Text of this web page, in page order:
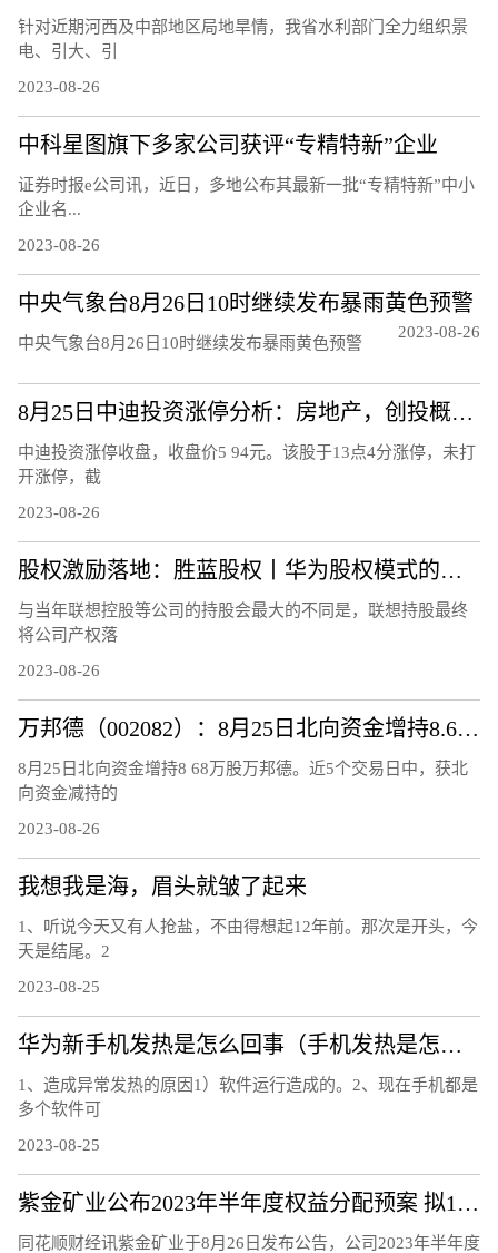
针对近期河西及中部地区局地旱情，我省水利部门全力组织景
电、引大、引
2023-08-26
中科星图旗下多家公司获评“专精特新”企业
证券时报e公司讯，近日，多地公布其最新一批“专精特新”中小
企业名...
2023-08-26
中央气象台8月26日10时继续发布暴雨黄色预警
中央气象台8月26日10时继续发布暴雨黄色预警
2023-08-26
8月25日中迪投资涨停分析：房地产，创投概念热股
中迪投资涨停收盘，收盘价5 94元。该股于13点4分涨停，未打
开涨停，截
2023-08-26
股权激励落地：胜蓝股权丨华为股权模式的深度解析！
与当年联想控股等公司的持股会最大的不同是，联想持股最终
将公司产权落
2023-08-26
万邦德（002082）：8月25日北向资金增持8.68万股
8月25日北向资金增持8 68万股万邦德。近5个交易日中，获北
向资金减持的
2023-08-26
我想我是海，眉头就皱了起来
1、听说今天又有人抢盐，不由得想起12年前。那次是开头，今
天是结尾。2
2023-08-25
华为新手机发热是怎么回事（手机发热是怎么回事）
1、造成异常发热的原因1）软件运行造成的。2、现在手机都是
多个软件可
2023-08-25
紫金矿业公布2023年半年度权益分配预案 拟10派0.5元
同花顺财经讯紫金矿业于8月26日发布公告，公司2023年半年度